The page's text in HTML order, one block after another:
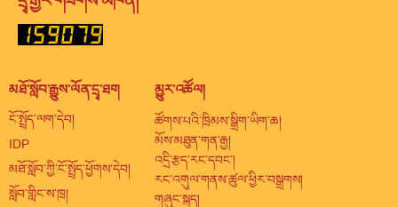
མཐོ་སློབ་རྒྱུས་ལོན་དྲྭ་ཐག
ངོ་སྤྲོད་ལག་དེབ།
IDP
མཐོ་སློབ་ཀྱི་ངོ་སྤྲོད་ཕྱོགས་དེབ།
སློབ་གླིང་ས་ཁྲ།
མྱུར་འཚོལ།
ཚོགས་པའི་ཁྲིམས་སྒྲིག་ཡིག་ཆ།
མོས་མཐུན་གན་རྒྱ།
འདྲི་རྩད་རང་དབང་།
རང་འགུལ་གནས་ཚུལ་ཕྱིར་བསྒྲགས།
གཞུང་སྐད།